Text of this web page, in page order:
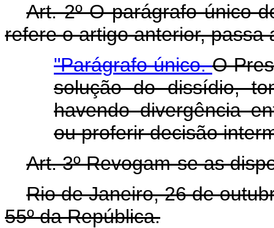
Art. 2º O parágrafo único
refere o artigo anterior, passa
"Parágrafo único.O
solução do dissídio,
havendo divergência
ou proferir decisão
Art. 3º Revogam-se as
Rio de Janeiro, 26 de
55º da República.